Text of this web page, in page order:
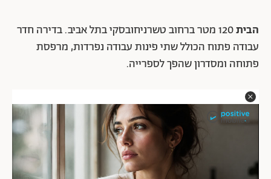
הבית
120 מטר ברחוב טשרניחובסקי בתל אביב. בדירה חדר
עבודה פתוח הכולל שתי פינות עבודה נפרדות, מרפסת
פתוחה ומסדרון שהפך לספרייה.